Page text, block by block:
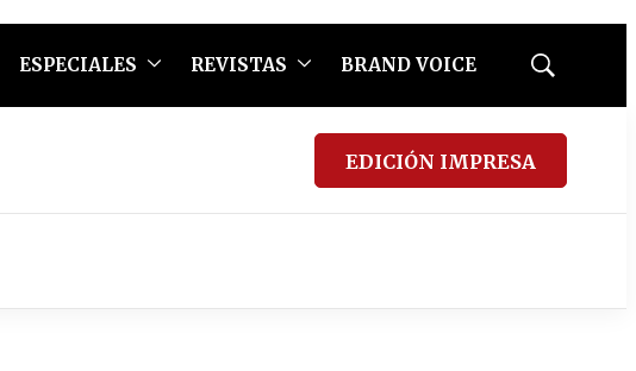
ESPECIALES REVISTAS BRAND VOICE
Mostrar
EDICIÓN IMPRESA